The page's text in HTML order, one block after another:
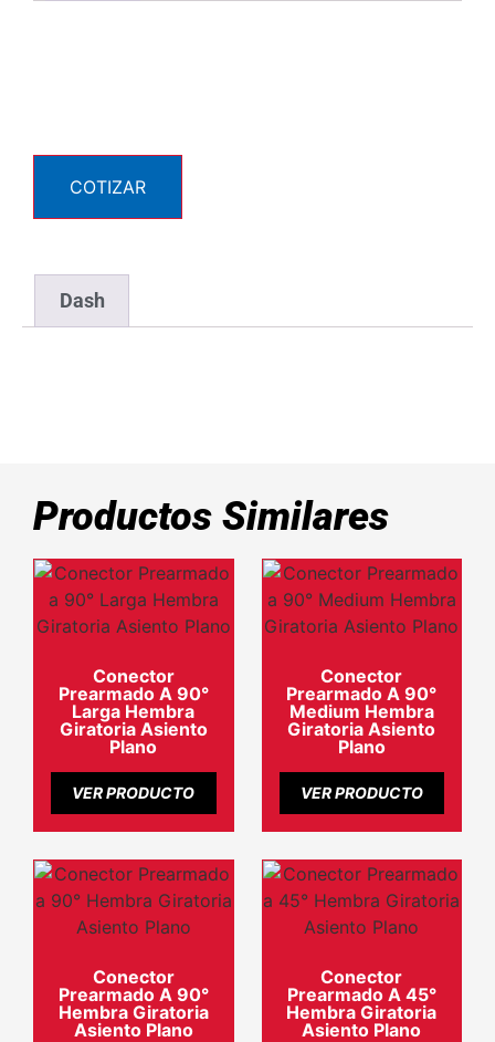
COTIZAR
Dash
Productos Similares
Conector
Prearmado A 90°
Larga Hembra
Giratoria Asiento
Plano
VER PRODUCTO
Conector
Prearmado A 90°
Medium Hembra
Giratoria Asiento
Plano
VER PRODUCTO
Conector
Prearmado A 90°
Hembra Giratoria
Asiento Plano
Conector
Prearmado A 45°
Hembra Giratoria
Asiento Plano